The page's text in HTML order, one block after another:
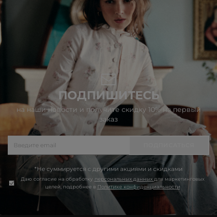
ПОДПИШИТЕСЬ
на наши новости и получите скидку 10% на первый
заказ
*Не суммируется с другими акциями и скидками
Даю согласие на обработку персональных данных для маркетинговых
целей, подробнее в Политике конфиденциальности